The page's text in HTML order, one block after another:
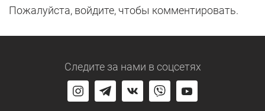
Пожалуйста, войдите, чтобы комментировать.
Следите за нами в соцсетях